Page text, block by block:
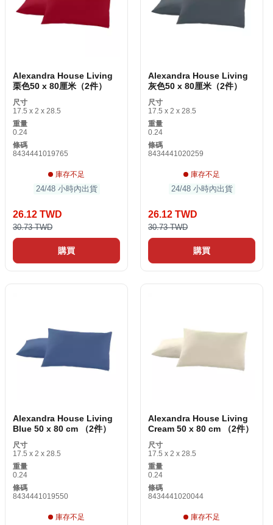
Alexandra House Living
栗色50 x 80厘米（2件）
尺寸
17.5 x 2 x 28.5
重量
0.24
條碼
8434441019765
庫存不足
24/48 小時內出貨
26.12 TWD
30.73 TWD
購買
Alexandra House Living
灰色50 x 80厘米（2件）
尺寸
17.5 x 2 x 28.5
重量
0.24
條碼
8434441020259
庫存不足
24/48 小時內出貨
26.12 TWD
30.73 TWD
購買
Alexandra House Living
Blue 50 x 80 cm （2件）
尺寸
17.5 x 2 x 28.5
重量
0.24
條碼
8434441019550
庫存不足
Alexandra House Living
Cream 50 x 80 cm （2件）
尺寸
17.5 x 2 x 28.5
重量
0.24
條碼
8434441020044
庫存不足